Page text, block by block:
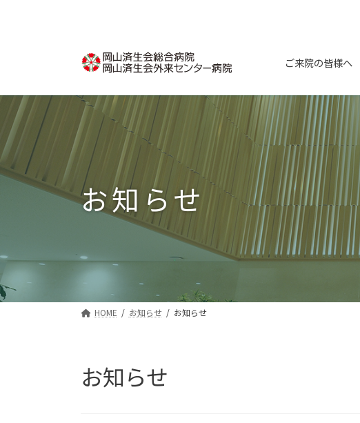
ッ
プ
移
動
ご来院の皆様へ
お知らせ
HOME お知らせ お知らせ
お知らせ